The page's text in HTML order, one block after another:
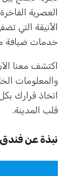
العصرية
الأنيقة التي
خدمات ضيافة
اكتشف معنا
والمعلومات
اتخاذ قرارك
قلب المدينة.
نبذة عن